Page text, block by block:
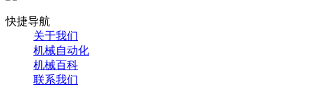
快捷导航
关于我们
机械自动化
机械百科
联系我们